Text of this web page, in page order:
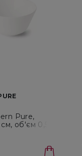
Pure,
об'єм 0,55 л